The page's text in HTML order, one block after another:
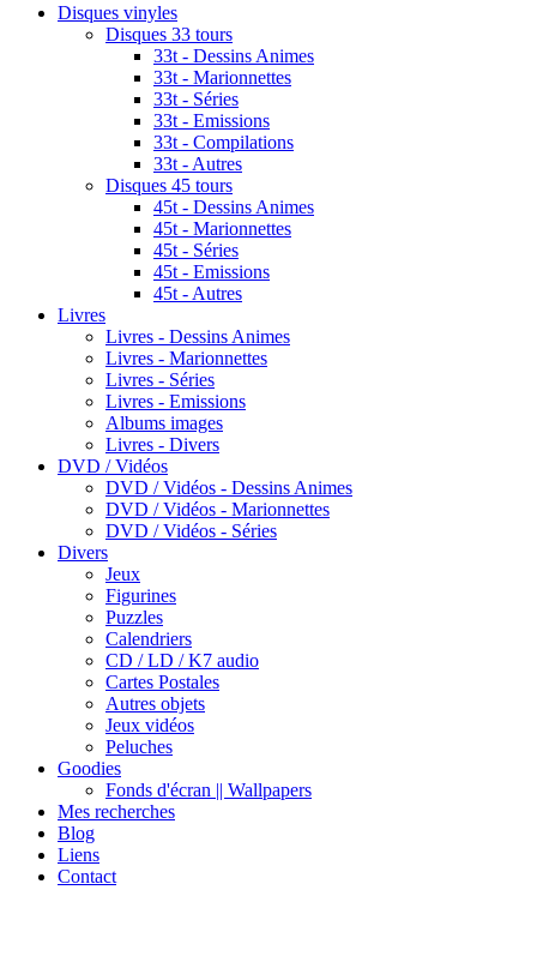
Disques vinyles
Disques 33 tours
33t - Dessins Animes
33t - Marionnettes
33t - Séries
33t - Emissions
33t - Compilations
33t - Autres
Disques 45 tours
45t - Dessins Animes
45t - Marionnettes
45t - Séries
45t - Emissions
45t - Autres
Livres
Livres - Dessins Animes
Livres - Marionnettes
Livres - Séries
Livres - Emissions
Albums images
Livres - Divers
DVD / Vidéos
DVD / Vidéos - Dessins Animes
DVD / Vidéos - Marionnettes
DVD / Vidéos - Séries
Divers
Jeux
Figurines
Puzzles
Calendriers
CD / LD / K7 audio
Cartes Postales
Autres objets
Jeux vidéos
Peluches
Goodies
Fonds d'écran || Wallpapers
Mes recherches
Blog
Liens
Contact